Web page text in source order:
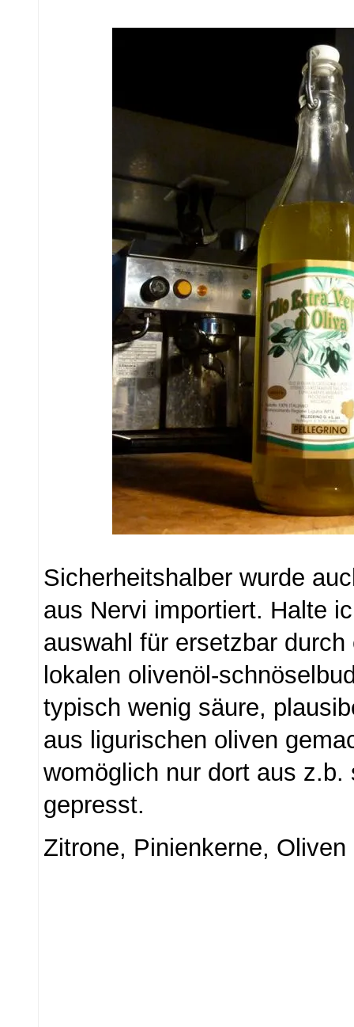
Sicherheitshalber wurde
aus Nervi importiert. Halte
auswahl für ersetzbar
lokalen olivenöl-
typisch wenig säure,
aus ligurischen oliven
womöglich nur dort aus z.b.
gepresst.
Zitrone, Pinienkerne, Oliven